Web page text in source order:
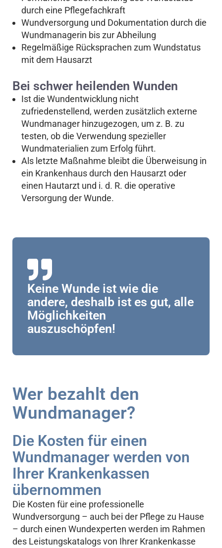
durch eine Pflegefachkraft
Wundversorgung und Dokumentation durch die
Wundmanagerin bis zur Abheilung
Regelmäßige Rücksprachen zum Wundstatus
mit dem Hausarzt
Bei schwer heilenden Wunden
Ist die Wundentwicklung nicht
zufriedenstellend, werden zusätzlich externe
Wundmanager hinzugezogen, um z. B. zu
testen, ob die Verwendung spezieller
Wundmaterialien zum Erfolg führt.
Als letzte Maßnahme bleibt die Überweisung in
ein Krankenhaus durch den Hausarzt oder
einen Hautarzt und i. d. R. die operative
Versorgung der Wunde.
Keine Wunde ist wie die
andere, deshalb ist es gut, alle
Möglichkeiten
auszuschöpfen!
Wer bezahlt den
Wundmanager?
Die Kosten für einen
Wundmanager werden von
Ihrer Krankenkassen
übernommen
Die Kosten für eine professionelle
Wundversorgung – auch bei der Pflege zu Hause
– durch einen Wundexperten werden im Rahmen
des Leistungskatalogs von Ihrer Krankenkasse